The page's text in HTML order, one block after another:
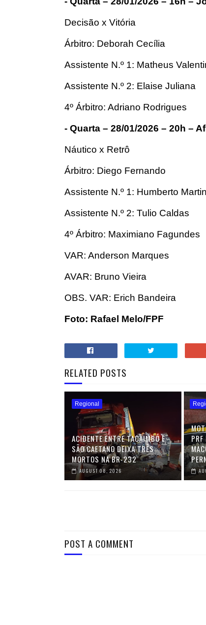
Decisão x Vitória
Árbitro: Deborah Cecília
Assistente N.º 1: Matheus
Assistente N.º 2: Elaise Juliana
4º Árbitro: Adriano Rodrigues
- Quarta – 28/01/2026 – 20h –
Náutico x Retrô
Árbitro: Diego Fernando
Assistente N.º 1: Humberto
Assistente N.º 2: Tulio Caldas
4º Árbitro: Maximiano Fagundes
VAR: Anderson Marques
AVAR: Bruno Vieira
OBS. VAR: Erich Bandeira
Foto: Rafael Melo/FPF
RELATED POSTS
Regional
ACIDENTE ENTRE TACAIMBÓ E
SÃO CAETANO DEIXA TRÊS
MORTOS NA BR-232
AUGUST 08, 2026
PRF
POST A COMMENT